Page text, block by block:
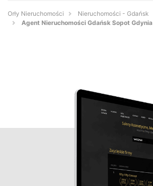
Orły Nieruchomości
Nieruchomości - Gdańsk
Agent Nieruchomości Gdańsk Sopot Gdynia